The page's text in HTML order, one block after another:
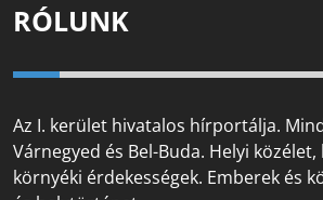
RÓLUNK
Az I. kerület hivatalos hírportálja.
Várnegyed és Bel-Buda. Helyi
környéki érdekességek. Emberek és